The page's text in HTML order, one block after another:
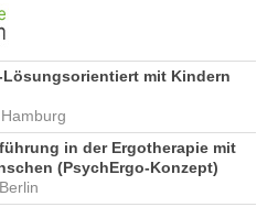
mit Kindern
in der Ergotherapie mit
(PsychErgo-Konzept)